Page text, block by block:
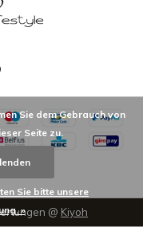
@ Kiyoh
Sie dem Gebrauch von
Seite zu.
Sie bitte unsere
»